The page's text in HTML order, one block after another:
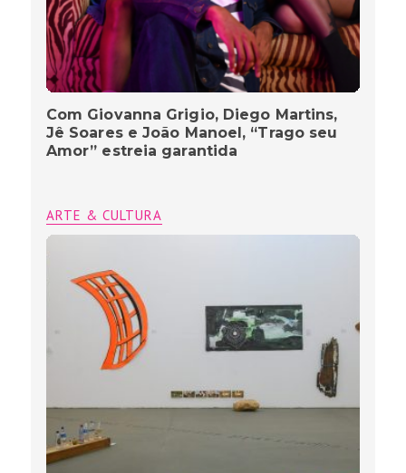
Com Giovanna Grigio, Diego Martins,
Jê Soares e João Manoel, “Trago seu
Amor” estreia garantida
ARTE & CULTURA